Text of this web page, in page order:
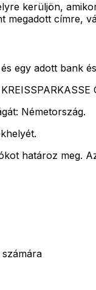
kerüljön,
megadott
egy adott bank
Németország.
határoz meg.
számára